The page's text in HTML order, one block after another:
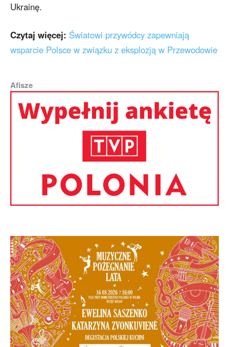
Ukrainę.
Czytaj więcej: Światowi przywódcy zapewniają
wsparcie Polsce w związku z eksplozją w Przewodowie
Afisze